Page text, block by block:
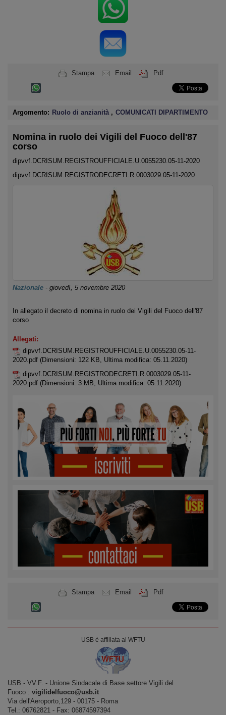
Stampa Email Pdf
Argomento: Ruolo di anzianità , COMUNICATI DIPARTIMENTO
Nomina in ruolo dei Vigili del Fuoco dell'87
corso
dipvvf.DCRISUM.REGISTROUFFICIALE.U.0055230.05-11-2020
dipvvf.DCRISUM.REGISTRODECRETI.R.0003029.05-11-2020
Nazionale - giovedì, 5 novembre 2020
In allegato il decreto di nomina in ruolo dei Vigili del Fuoco dell'87
corso
Allegati:
dipvvf.DCRISUM.REGISTROUFFICIALE.U.0055230.05-11-
2020.pdf (Dimensioni: 122 KB, Ultima modifica: 05.11.2020)
dipvvf.DCRISUM.REGISTRODECRETI.R.0003029.05-11-
2020.pdf (Dimensioni: 3 MB, Ultima modifica: 05.11.2020)
Stampa Email Pdf
USB è affiliata al WFTU
USB ‐ VV.F. - Unione Sindacale di Base settore Vigili del
Fuoco : vigilidelfuoco@usb.it
Via dell'Aeroporto,129 ‐ 00175 ‐ Roma
Tel.: 06762821 ‐ Fax: 06874597394